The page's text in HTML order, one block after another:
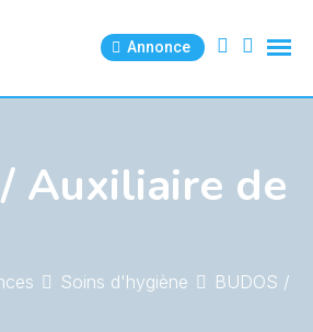
Annonce
Auxiliaire de
Soins d'hygiène
BUDOS /